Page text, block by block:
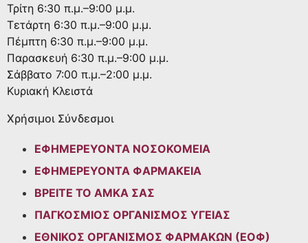
Τρίτη 6:30 π.μ.–9:00 μ.μ.
Τετάρτη 6:30 π.μ.–9:00 μ.μ.
Πέμπτη 6:30 π.μ.–9:00 μ.μ.
Παρασκευή 6:30 π.μ.–9:00 μ.μ.
Σάββατο 7:00 π.μ.–2:00 μ.μ.
Κυριακή Κλειστά
Χρήσιμοι Σύνδεσμοι
ΕΦΗΜΕΡΕΥΟΝΤΑ ΝΟΣΟΚΟΜΕΙΑ
ΕΦΗΜΕΡΕΥΟΝΤΑ ΦΑΡΜΑΚΕΙΑ
ΒΡΕΙΤΕ ΤΟ ΑΜΚΑ ΣΑΣ
ΠΑΓΚΟΣΜΙΟΣ ΟΡΓΑΝΙΣΜΟΣ ΥΓΕΙΑΣ
ΕΘΝΙΚΟΣ ΟΡΓΑΝΙΣΜΟΣ ΦΑΡΜΑΚΩΝ (ΕΟΦ)